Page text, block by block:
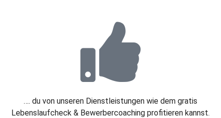
…. du von unseren Dienstleistungen wie dem gratis
Lebenslaufcheck & Bewerbercoaching profitieren kannst.